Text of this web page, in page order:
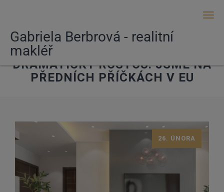
Gabriela Berbrová - realitní
makléřCENY BYTŮ V ČESKU
DRAMATICKY ROSTOU. JSME NA
PŘEDNÍCH PŘÍČKÁCH V EU
26. ÚNORA